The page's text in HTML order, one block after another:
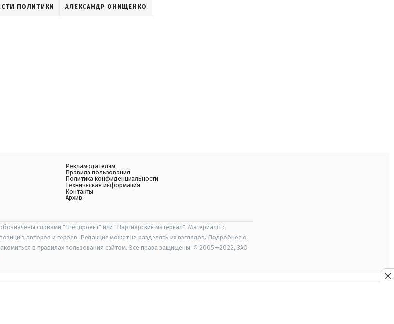
ПОЛИТИКИ АЛЕКСАНДР ОНИЩЕНКО
Рекламодателям
Правила пользования
Политика конфиденциальности
Техническая информация
Контакты
Архив
словами "Спецпроект" или "Партнерский материал". Материалы с
авторов и героев. Редакция может не разделять их взглядов. Подробнее о
в правилах пользования сайтом. Все права защищены. © 2005—2022, ЗАО